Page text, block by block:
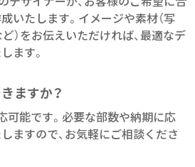
いたします。イメージや素材（写
ど）をお伝えいただければ、最適なデ
ます。
ますか？
可能です。必要な部数や納期に応
ますので、お気軽にご相談くださ